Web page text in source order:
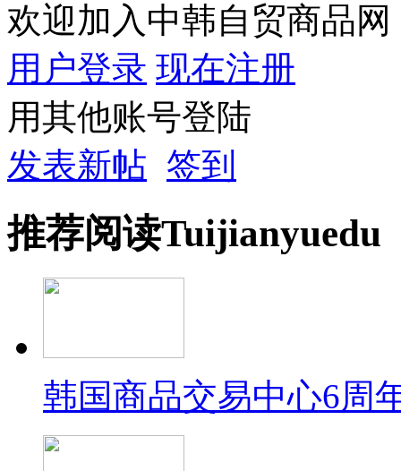
欢迎加入中韩自贸商品网
用户登录 现在注册
用其他账号登陆
发表新帖 签到
推荐阅读Tuijianyuedu
韩国商品交易中心6周